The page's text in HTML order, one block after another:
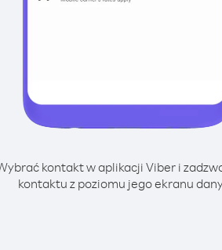
kontakt w aplikacji Viber i
kontaktu z poziomu jego ekranu